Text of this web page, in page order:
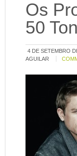
Os
50
4 DE SETEMBRO
AGUILAR